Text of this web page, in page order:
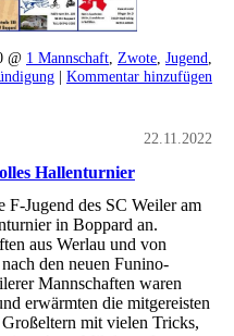
@ 1 Mannschaft, Zwote, Jugend,
| Kommentar hinzufügen
22.11.2022
Hallenturnier
Jugend des SC Weiler am
in Boppard an.
aus Werlau und von
den neuen Funino-
Mannschaften waren
erwärmten die mitgereisten
mit vielen Tricks,